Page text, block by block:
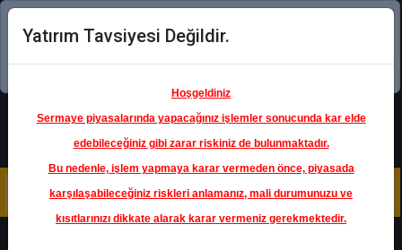
Şimdi uygulamayı indirin!
Yatırım Tavsiyesi Değildir.
Hoşgeldiniz
Sermaye piyasalarında yapacağınız işlemler sonucunda kar elde
edebileceğiniz gibi zarar riskiniz de bulunmaktadır.
Bu nedenle, işlem yapmaya karar vermeden önce, piyasada
karşılaşabileceğiniz riskleri anlamanız, mali durumunuzu ve
kısıtlarınızı dikkate alarak karar vermeniz gerekmektedir.